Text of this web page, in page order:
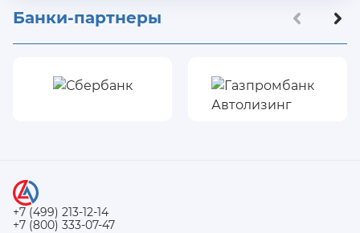
Банки-партнеры
+7 (499) 213-12-14
+7 (800) 333-07-47